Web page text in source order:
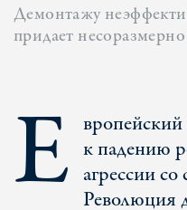
Демонтажу
придает
Е к падению
агрессии
Революция